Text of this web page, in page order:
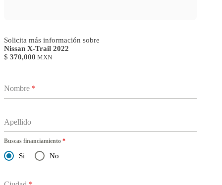
Solicita más información sobre
Nissan X-Trail 2022
$ 370,000 MXN
Nombre *
Apellido
Buscas financiamiento *
Si No